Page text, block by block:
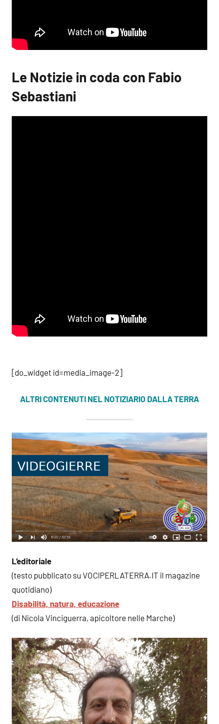
Le Notizie in coda con Fabio
Sebastiani
[do_widget id=media_image-2]
ALTRI CONTENUTI NEL NOTIZIARIO DALLA TERRA
L’editoriale
(testo pubblicato su VOCIPERLATERRA.IT il magazine
quotidiano)
Disabilità, natura, educazione
(di Nicola Vinciguerra, apicoltore nelle Marche)